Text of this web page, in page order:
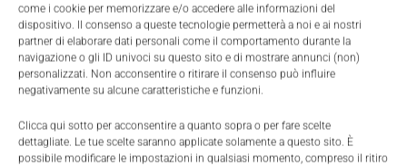
come i cookie per memorizzare e/o accedere alle informazioni del
dispositivo. Il consenso a queste tecnologie permetterà a noi e ai nostri
partner di elaborare dati personali come il comportamento durante la
navigazione o gli ID univoci su questo sito e di mostrare annunci (non)
personalizzati. Non acconsentire o ritirare il consenso può influire
negativamente su alcune caratteristiche e funzioni.
Clicca qui sotto per acconsentire a quanto sopra o per fare scelte
dettagliate. Le tue scelte saranno applicate solamente a questo sito. È
possibile modificare le impostazioni in qualsiasi momento, compreso il ritiro